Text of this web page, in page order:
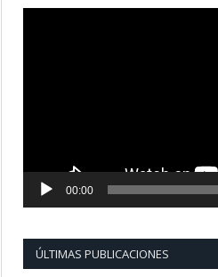
00:00
ÚLTIMAS PUBLICACIONES